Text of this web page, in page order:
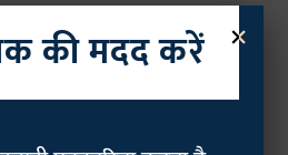
×
की मदद करें